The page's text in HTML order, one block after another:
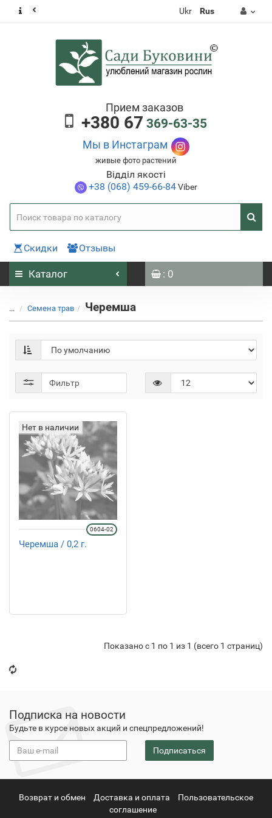
Ukr Rus
Прием заказов
+380 67 369-63-35
Мы в Инстаграм
живые фото растений
Відділ якості
+38 (068) 459-66-84Viber
Скидки Отзывы
Каталог : 0
... Семена трав Черемша
Фильтр
Нет в наличии
Черемша / 0,2 г.
0604-02
Показано с 1 по 1 из 1 (всего 1 страниц)
Подписка на новости
Будьте в курсе новых акций и спецпредложений!
Подписаться
Возврат и обмен Доставка и оплата
Пользовательское
соглашение